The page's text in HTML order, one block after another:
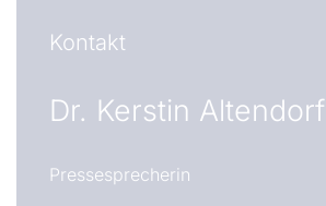
Kontakt
Dr. Kerstin Altendorf
Pressesprecherin